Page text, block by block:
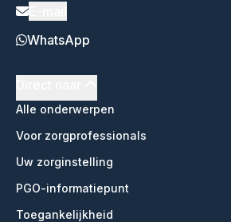
WhatsApp
Alle onderwerpen
Voor zorgprofessionals
Uw zorginstelling
PGO-informatiepunt
Toegankelijkheid